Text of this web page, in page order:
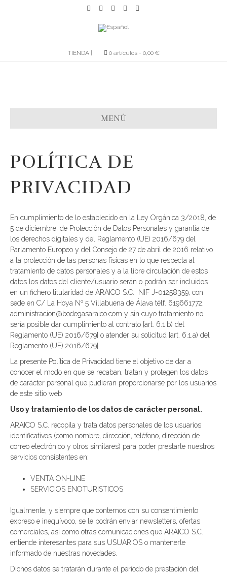
k
k
n
t
m
TIENDA | 0 artículos 0,00 €
MENÚ
POLÍTICA DE
PRIVACIDAD
En cumplimiento de lo establecido en la Ley Orgánica 3/2018, de
5 de diciembre, de Protección de Datos Personales y garantía de
los derechos digitales y del Reglamento (UE) 2016/679 del
Parlamento Europeo y del Consejo de 27 de abril de 2016 relativo
a la protección de las personas físicas en lo que respecta al
tratamiento de datos personales y a la libre circulación de estos
datos los datos del cliente/usuario serán o podrán ser incluidos
en un fichero titularidad de ARAICO S.C. NIF J-01258359, con
sede en C/ La Hoya Nº 5 Villabuena de Álava télf. 619661772,
administracion@bodegasaraico.com y sin cuyo tratamiento no
sería posible dar cumplimiento al contrato [art. 6.1.b) del
Reglamento (UE) 2016/679] o atender su solicitud [art. 6.1.a) del
Reglamento (UE) 2016/679].
La presente Política de Privacidad tiene el objetivo de dar a
conocer el modo en que se recaban, tratan y protegen los datos
de carácter personal que pudieran proporcionarse por los usuarios
de este sitio web
Uso y tratamiento de los datos de carácter personal.
ARAICO S.C. recopila y trata datos personales de los usuarios
identificativos (como nombre, dirección, teléfono, dirección de
correo electrónico y otros similares) para poder prestarle nuestros
servicios consistentes en:
VENTA ON-LINE
SERVICIOS ENOTURISTICOS
Igualmente, y siempre que contemos con su consentimiento
expreso e inequívoco, se le podrán enviar newsletters, ofertas
comerciales, así como otras comunicaciones que ARAICO S.C.
entiende interesantes para sus USUARIOS o mantenerle
informado de nuestras novedades.
Dichos datos se tratarán durante el periodo de prestación del